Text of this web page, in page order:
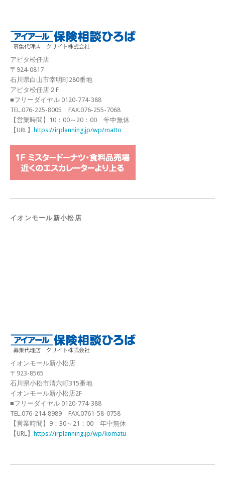
アピタ松任店
〒924-0817
石川県白山市幸明町280番地
アピタ松任店２F
■フリーダイヤル 0120-774-388
TEL.076-225-8005 FAX.076-255-7068
【営業時間】10：00～20：00 年中無休
【URL】 https://irplanning.jp/wp/matto
イオンモール新小松店
イオンモール新小松店
〒923-8565
石川県小松市清六町315番地
イオンモール新小松店2F
■フリーダイヤル 0120-774-388
TEL.076-214-8989 FAX.0761-58-0758
【営業時間】9：30～21：00 年中無休
【URL】 https://irplanning.jp/wp/komatu